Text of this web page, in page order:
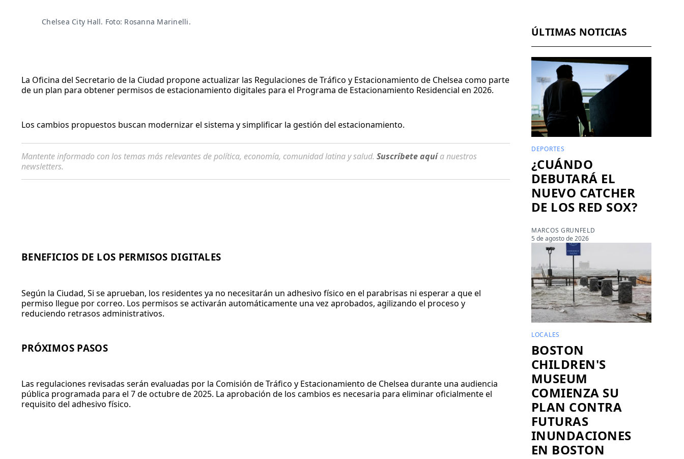
Chelsea City Hall. Foto: Rosanna Marinelli.
La Oficina del Secretario de la Ciudad propone actualizar las Regulaciones de Tráfico y Estacionamiento de Chelsea como parte
de un plan para obtener permisos de estacionamiento digitales para el Programa de Estacionamiento Residencial en 2026.
Los cambios propuestos buscan modernizar el sistema y simplificar la gestión del estacionamiento.
Mantente informado con los temas más relevantes de política, economía, comunidad latina y salud. Suscríbete aquía nuestros
newsletters.
BENEFICIOS DE LOS PERMISOS DIGITALES
Según la Ciudad, Si se aprueban, los residentes ya no necesitarán un adhesivo físico en el parabrisas ni esperar a que el
permiso llegue por correo. Los permisos se activarán automáticamente una vez aprobados, agilizando el proceso y
reduciendo retrasos administrativos.
PRÓXIMOS PASOS
Las regulaciones revisadas serán evaluadas por la Comisión de Tráfico y Estacionamiento de Chelsea durante una audiencia
pública programada para el 7 de octubre de 2025. La aprobación de los cambios es necesaria para eliminar oficialmente el
requisito del adhesivo físico.
ÚLTIMAS NOTICIAS
DEPORTES
¿CUÁNDO
DEBUTARÁ EL
NUEVO CATCHER
DE LOS RED SOX?
MARCOS GRUNFELD
5 de agosto de 2026
LOCALES
BOSTON
CHILDREN'S
MUSEUM
COMIENZA SU
PLAN CONTRA
FUTURAS
INUNDACIONES
EN BOSTON